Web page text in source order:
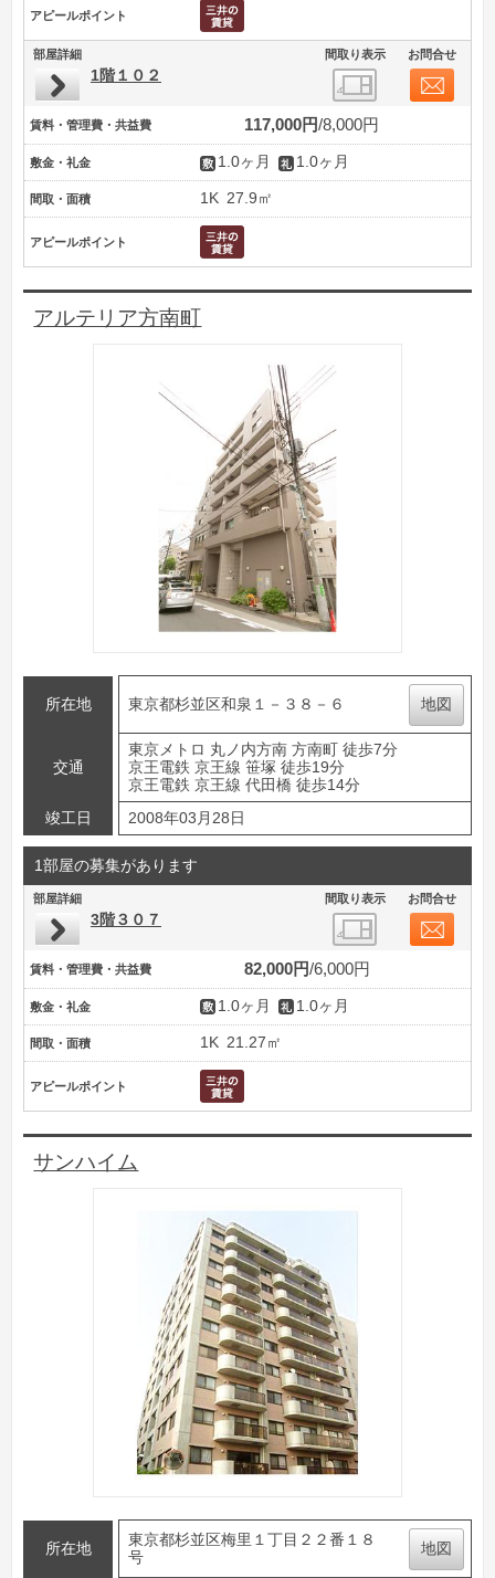
アピールポイント
部屋詳細 間取り表示 お問合せ
1階１０２
賃料・管理費・共益費 117,000円 8,000円
敷金・礼金 1.0ヶ月 1.0ヶ月
間取・面積 1K 27.9㎡
アピールポイント
アルテリア方南町
所在地 東京都杉並区和泉１－３８－６ 地図
交通
東京メトロ 丸ノ内方南 方南町 徒歩7分
京王電鉄 京王線 笹塚 徒歩19分
京王電鉄 京王線 代田橋 徒歩14分
竣工日
2008年03月28日
1部屋の募集があります
部屋詳細 間取り表示 お問合せ
3階３０７
賃料・管理費・共益費 82,000円 6,000円
敷金・礼金 1.0ヶ月 1.0ヶ月
間取・面積 1K 21.27㎡
アピールポイント
サンハイム
所在地
東京都杉並区梅里１丁目２２番１８
号
地図